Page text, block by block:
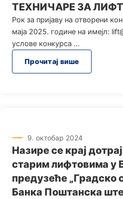
ТЕХНИЧАРЕ ЗА
Рок за пријаву на отворени
маја 2025. године на имејл:
услове конкурса
Прочитај више
9. октобар 2024
Назире се крај
старим лифтовима у
предузеће „Градско
Банка Поштанска